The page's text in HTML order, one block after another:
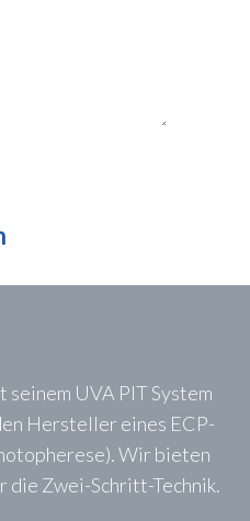
seinem UVA PIT System
Hersteller eines ECP-
Wir bieten
die Zwei-Schritt-Technik.